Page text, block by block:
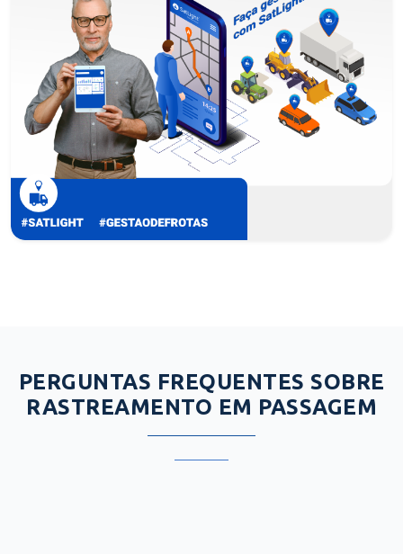
PERGUNTAS FREQUENTES SOBRE
RASTREAMENTO EM PASSAGEM